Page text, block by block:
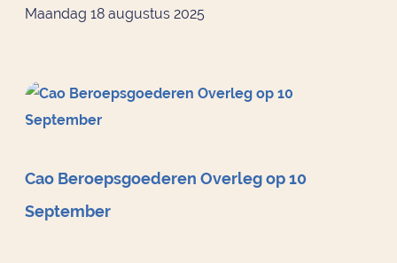
Maandag 18 augustus 2025
Cao Beroepsgoederen Overleg op 10
September